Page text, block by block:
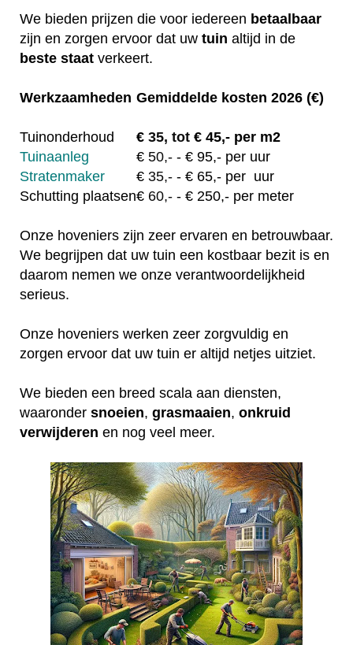
We bieden prijzen die voor iedereen betaalbaar
zijn en zorgen ervoor dat uw tuin altijd in de
beste staat verkeert.
Werkzaamheden Gemiddelde kosten 2026 (€)
Tuinonderhoud € 35, tot € 45,- per m2
Tuinaanleg
€ 50,- - € 95,- per uur
Stratenmaker
€ 35,- - € 65,- per uur
Schutting plaatsen€ 60,- - € 250,- per meter
Onze hoveniers zijn zeer ervaren en betrouwbaar.
We begrijpen dat uw tuin een kostbaar bezit is en
daarom nemen we onze verantwoordelijkheid
serieus.
Onze hoveniers werken zeer zorgvuldig en
zorgen ervoor dat uw tuin er altijd netjes uitziet.
We bieden een breed scala aan diensten,
waaronder snoeien, grasmaaien, onkruid
verwijderen en nog veel meer.